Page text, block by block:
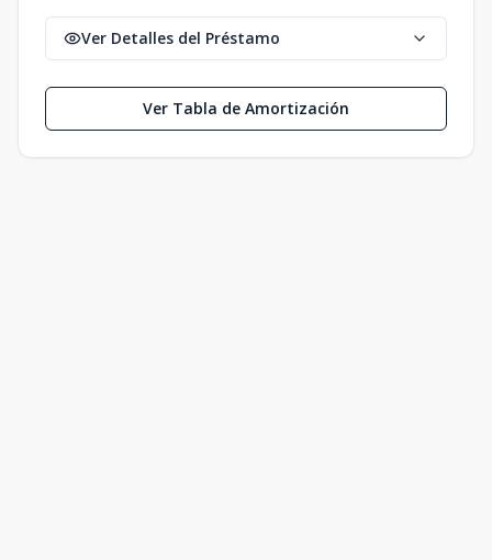
Ver Detalles del Préstamo
Ver Tabla de Amortización